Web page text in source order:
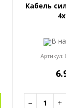
Кабель
В
Артикул:
− +